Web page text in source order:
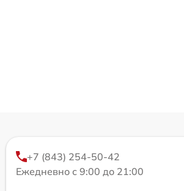
+7 (843) 254-50-42
Ежедневно с 9:00 до 21:00